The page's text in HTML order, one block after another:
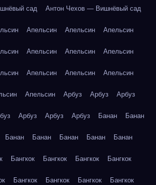
сад Антон Чехов — Вишнёвый сад
Апельсин Апельсин Апельсин
Апельсин Апельсин Апельсин
Апельсин Апельсин Апельсин
Апельсин Арбуз Арбуз Арбуз
Арбуз Арбуз Арбуз Банан Банан
Банан Банан Банан Банан Банан
Бангкок Бангкок Бангкок Бангкок
Бангкок Бангкок Бангкок Бангкок